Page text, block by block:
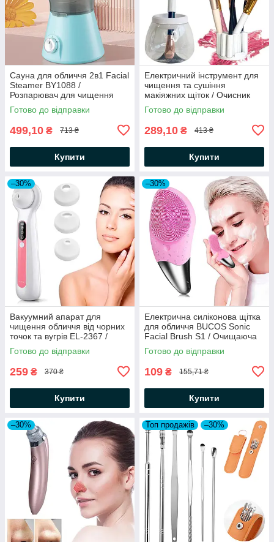
Сауна для обличчя 2в1 Facial
Steamer BY1088 /
Розпарювач для чищення
шкіри / Парова сауна для
інгаляцій
Готово до відправки
499,10 ₴ 713 ₴
Купити
Електричний інструмент для
чищення та сушіння
макіяжних щіток / Очисник
макіяжних пензлів
Готово до відправки
289,10 ₴ 413 ₴
Купити
–30%
Вакуумний апарат для
чищення обличчя від чорних
точок та вугрів EL-2367 /
Прилад для вакуумного
очищення пор
Готово до відправки
259 ₴ 370 ₴
Купити
–30%
Електрична силіконова щітка
для обличчя BUCOS Sonic
Facial Brush S1 / Очищаюча
щітка для шкіри
Готово до відправки
109 ₴ 155,71 ₴
Купити
–30% Топ продажів –30%